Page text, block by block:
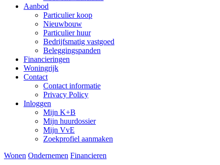
Aanbod
Particulier koop
Nieuwbouw
Particulier huur
Bedrijfsmatig vastgoed
Beleggingspanden
Financieringen
Woningrijk
Contact
Contact informatie
Privacy Policy
Inloggen
Mijn K+B
Mijn huurdossier
Mijn VvE
Zoekprofiel aanmaken
Wonen Ondernemen Financieren